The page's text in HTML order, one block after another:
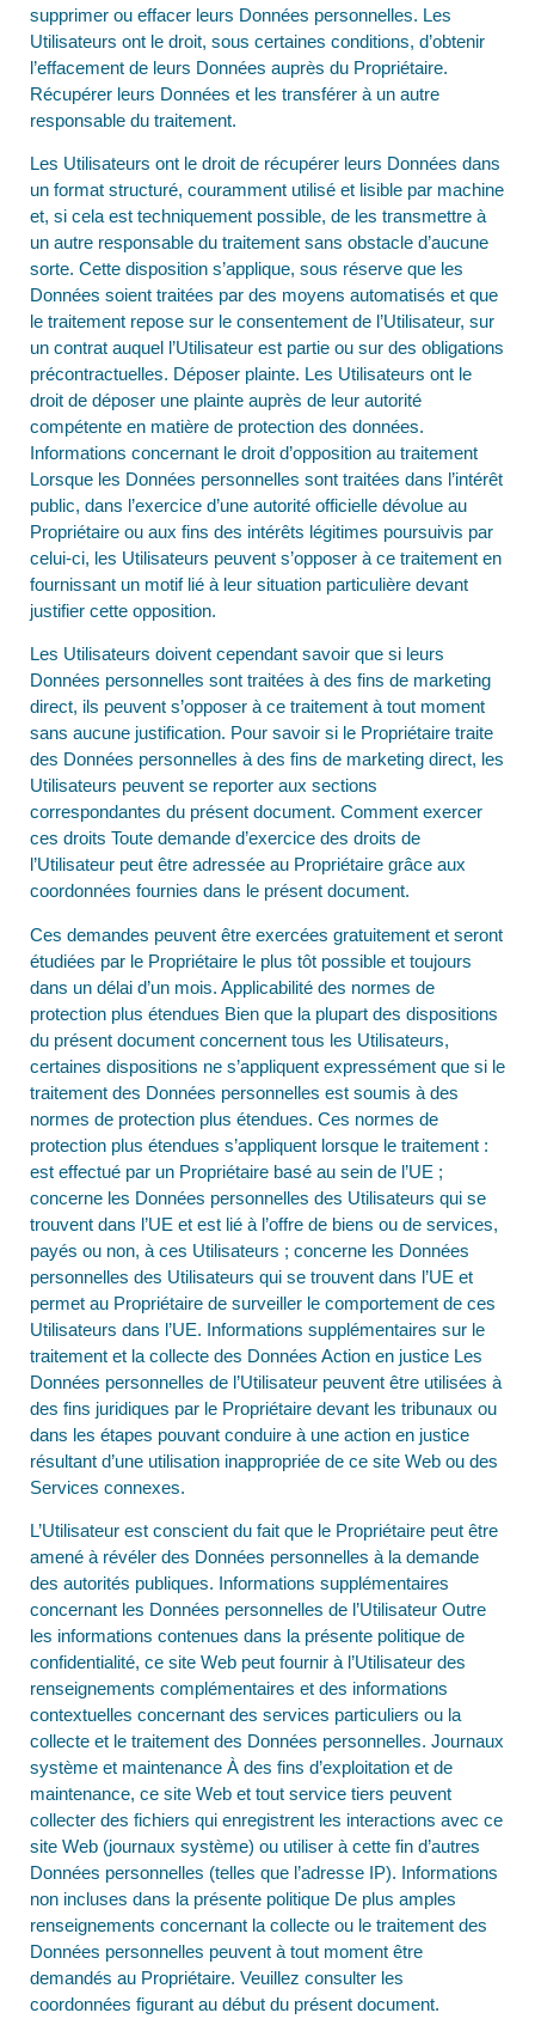
supprimer ou effacer leurs Données personnelles. Les
Utilisateurs ont le droit, sous certaines conditions, d’obtenir
l’effacement de leurs Données auprès du Propriétaire.
Récupérer leurs Données et les transférer à un autre
responsable du traitement.
Les Utilisateurs ont le droit de récupérer leurs Données dans
un format structuré, couramment utilisé et lisible par machine
et, si cela est techniquement possible, de les transmettre à
un autre responsable du traitement sans obstacle d’aucune
sorte. Cette disposition s’applique, sous réserve que les
Données soient traitées par des moyens automatisés et que
le traitement repose sur le consentement de l’Utilisateur, sur
un contrat auquel l’Utilisateur est partie ou sur des obligations
précontractuelles. Déposer plainte. Les Utilisateurs ont le
droit de déposer une plainte auprès de leur autorité
compétente en matière de protection des données.
Informations concernant le droit d’opposition au traitement
Lorsque les Données personnelles sont traitées dans l’intérêt
public, dans l’exercice d’une autorité officielle dévolue au
Propriétaire ou aux fins des intérêts légitimes poursuivis par
celui-ci, les Utilisateurs peuvent s’opposer à ce traitement en
fournissant un motif lié à leur situation particulière devant
justifier cette opposition.
Les Utilisateurs doivent cependant savoir que si leurs
Données personnelles sont traitées à des fins de marketing
direct, ils peuvent s’opposer à ce traitement à tout moment
sans aucune justification. Pour savoir si le Propriétaire traite
des Données personnelles à des fins de marketing direct, les
Utilisateurs peuvent se reporter aux sections
correspondantes du présent document. Comment exercer
ces droits Toute demande d’exercice des droits de
l’Utilisateur peut être adressée au Propriétaire grâce aux
coordonnées fournies dans le présent document.
Ces demandes peuvent être exercées gratuitement et seront
étudiées par le Propriétaire le plus tôt possible et toujours
dans un délai d’un mois. Applicabilité des normes de
protection plus étendues Bien que la plupart des dispositions
du présent document concernent tous les Utilisateurs,
certaines dispositions ne s’appliquent expressément que si le
traitement des Données personnelles est soumis à des
normes de protection plus étendues. Ces normes de
protection plus étendues s’appliquent lorsque le traitement :
est effectué par un Propriétaire basé au sein de l’UE ;
concerne les Données personnelles des Utilisateurs qui se
trouvent dans l’UE et est lié à l’offre de biens ou de services,
payés ou non, à ces Utilisateurs ; concerne les Données
personnelles des Utilisateurs qui se trouvent dans l’UE et
permet au Propriétaire de surveiller le comportement de ces
Utilisateurs dans l’UE. Informations supplémentaires sur le
traitement et la collecte des Données Action en justice Les
Données personnelles de l’Utilisateur peuvent être utilisées à
des fins juridiques par le Propriétaire devant les tribunaux ou
dans les étapes pouvant conduire à une action en justice
résultant d’une utilisation inappropriée de ce site Web ou des
Services connexes.
L’Utilisateur est conscient du fait que le Propriétaire peut être
amené à révéler des Données personnelles à la demande
des autorités publiques. Informations supplémentaires
concernant les Données personnelles de l’Utilisateur Outre
les informations contenues dans la présente politique de
confidentialité, ce site Web peut fournir à l’Utilisateur des
renseignements complémentaires et des informations
contextuelles concernant des services particuliers ou la
collecte et le traitement des Données personnelles. Journaux
système et maintenance À des fins d’exploitation et de
maintenance, ce site Web et tout service tiers peuvent
collecter des fichiers qui enregistrent les interactions avec ce
site Web (journaux système) ou utiliser à cette fin d’autres
Données personnelles (telles que l’adresse IP). Informations
non incluses dans la présente politique De plus amples
renseignements concernant la collecte ou le traitement des
Données personnelles peuvent à tout moment être
demandés au Propriétaire. Veuillez consulter les
coordonnées figurant au début du présent document.